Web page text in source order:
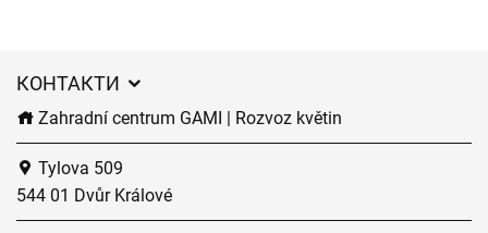
КОНТАКТИ
Zahradní centrum GAMI | Rozvoz květin
Tylova 509
544 01 Dvůr Králové